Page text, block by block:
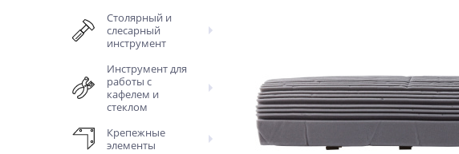
Столярный и
слесарный
инструмент
Инструмент для
работы с
кафелем и
стеклом
Крепежные
элементы